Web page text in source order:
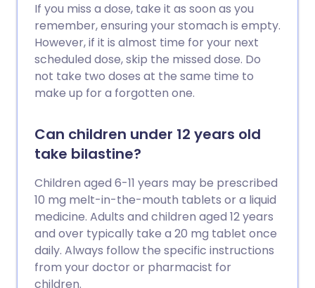
If you miss a dose, take it as soon as you
remember, ensuring your stomach is empty.
However, if it is almost time for your next
scheduled dose, skip the missed dose. Do
not take two doses at the same time to
make up for a forgotten one.
Can children under 12 years old
take bilastine?
Children aged 6-11 years may be prescribed
10 mg melt-in-the-mouth tablets or a liquid
medicine. Adults and children aged 12 years
and over typically take a 20 mg tablet once
daily. Always follow the specific instructions
from your doctor or pharmacist for
children.